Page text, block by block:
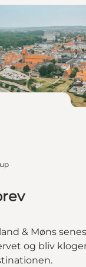
& Møns
og bliv